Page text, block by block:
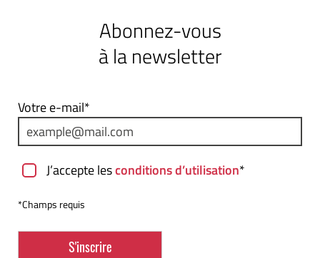
Abonnez-vous
à la newsletter
Votre e-mail*
J’accepte lesconditions d’utilisation*
*Champs requis